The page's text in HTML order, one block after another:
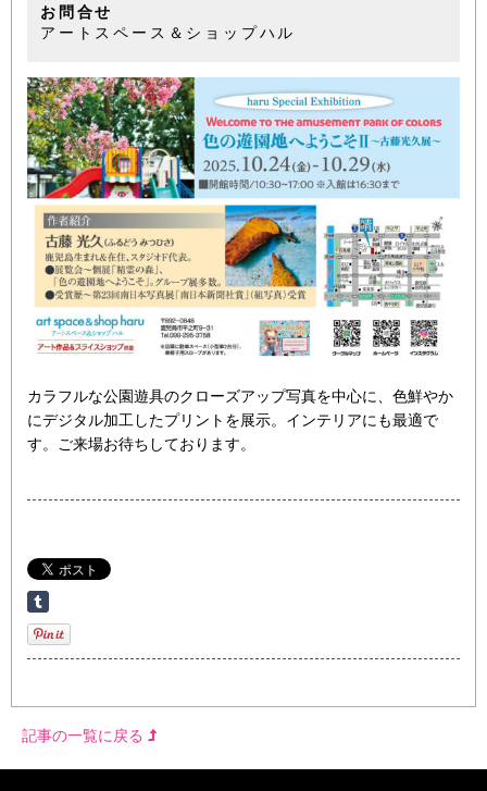
お問合せ
アートスペース＆ショップハル
カラフルな公園遊具のクローズアップ写真を中心に、色鮮やか
にデジタル加工したプリントを展示。インテリアにも最適で
す。ご来場お待ちしております。
記事の一覧に戻る